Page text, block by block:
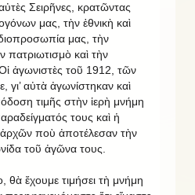
Σειρῆνες, κρατῶντας
μας, τὴν ἐθνικὴ καὶ
μας, τὴν
πατριωτισμὸ καὶ τὴν
ἀγωνιστὲς τοῦ 1912, τῶν
αὐτὰ ἀγωνίστηκαν καὶ
τιμῆς στὴν ἱερὴ μνήμη
τους καὶ ἡ
ποὺ ἀποτέλεσαν τὴν
τοῦ ἀγῶνα τους.
θὰ ἔχουμε τιμήσει τὴ μνήμη